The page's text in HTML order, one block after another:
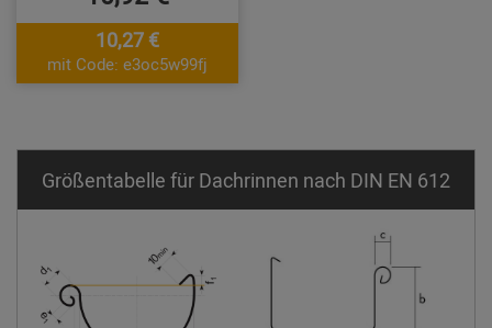
10,27 €
mit Code: e3oc5w99fj
Größentabelle für Dachrinnen nach DIN EN 612